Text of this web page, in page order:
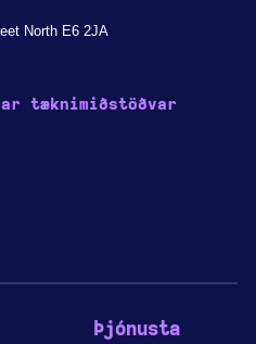
North E6 2JA
tæknimiðstöðvar
Þjónusta